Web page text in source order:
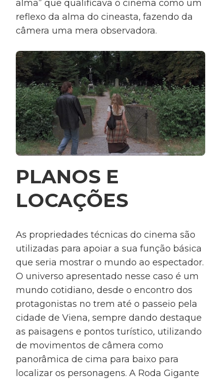
alma” que qualificava o cinema como um
reflexo da alma do cineasta, fazendo da
câmera uma mera observadora.
PLANOS E
LOCAÇÕES
As propriedades técnicas do cinema são
utilizadas para apoiar a sua função básica
que seria mostrar o mundo ao espectador.
O universo apresentado nesse caso é um
mundo cotidiano, desde o encontro dos
protagonistas no trem até o passeio pela
cidade de Viena, sempre dando destaque
as paisagens e pontos turístico, utilizando
de movimentos de câmera como
panorâmica de cima para baixo para
localizar os personagens. A Roda Gigante